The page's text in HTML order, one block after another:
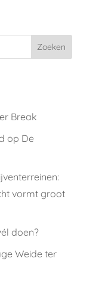
Zoeken
Break
op De
vormt groot
doen?
Weide ter